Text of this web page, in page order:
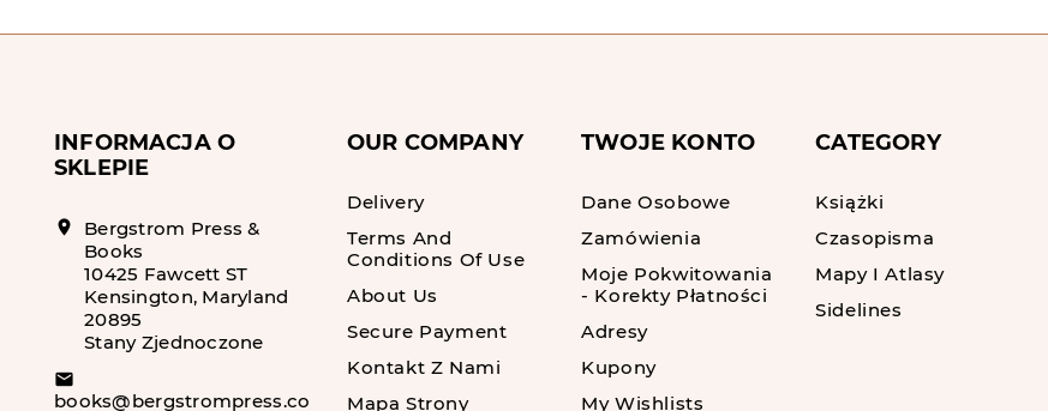
INFORMACJA O
SKLEPIE
location_on
Bergstrom Press &
Books
10425 Fawcett ST
Kensington, Maryland
20895
Stany Zjednoczone
email
books@bergstrompress.com
OUR COMPANY
Delivery
Terms And
Conditions Of Use
About Us
Secure Payment
Kontakt Z Nami
Mapa Strony
TWOJE KONTO
Dane Osobowe
Zamówienia
Moje Pokwitowania
- Korekty Płatności
Adresy
Kupony
My Wishlists
CATEGORY
Książki
Czasopisma
Mapy I Atlasy
Sidelines